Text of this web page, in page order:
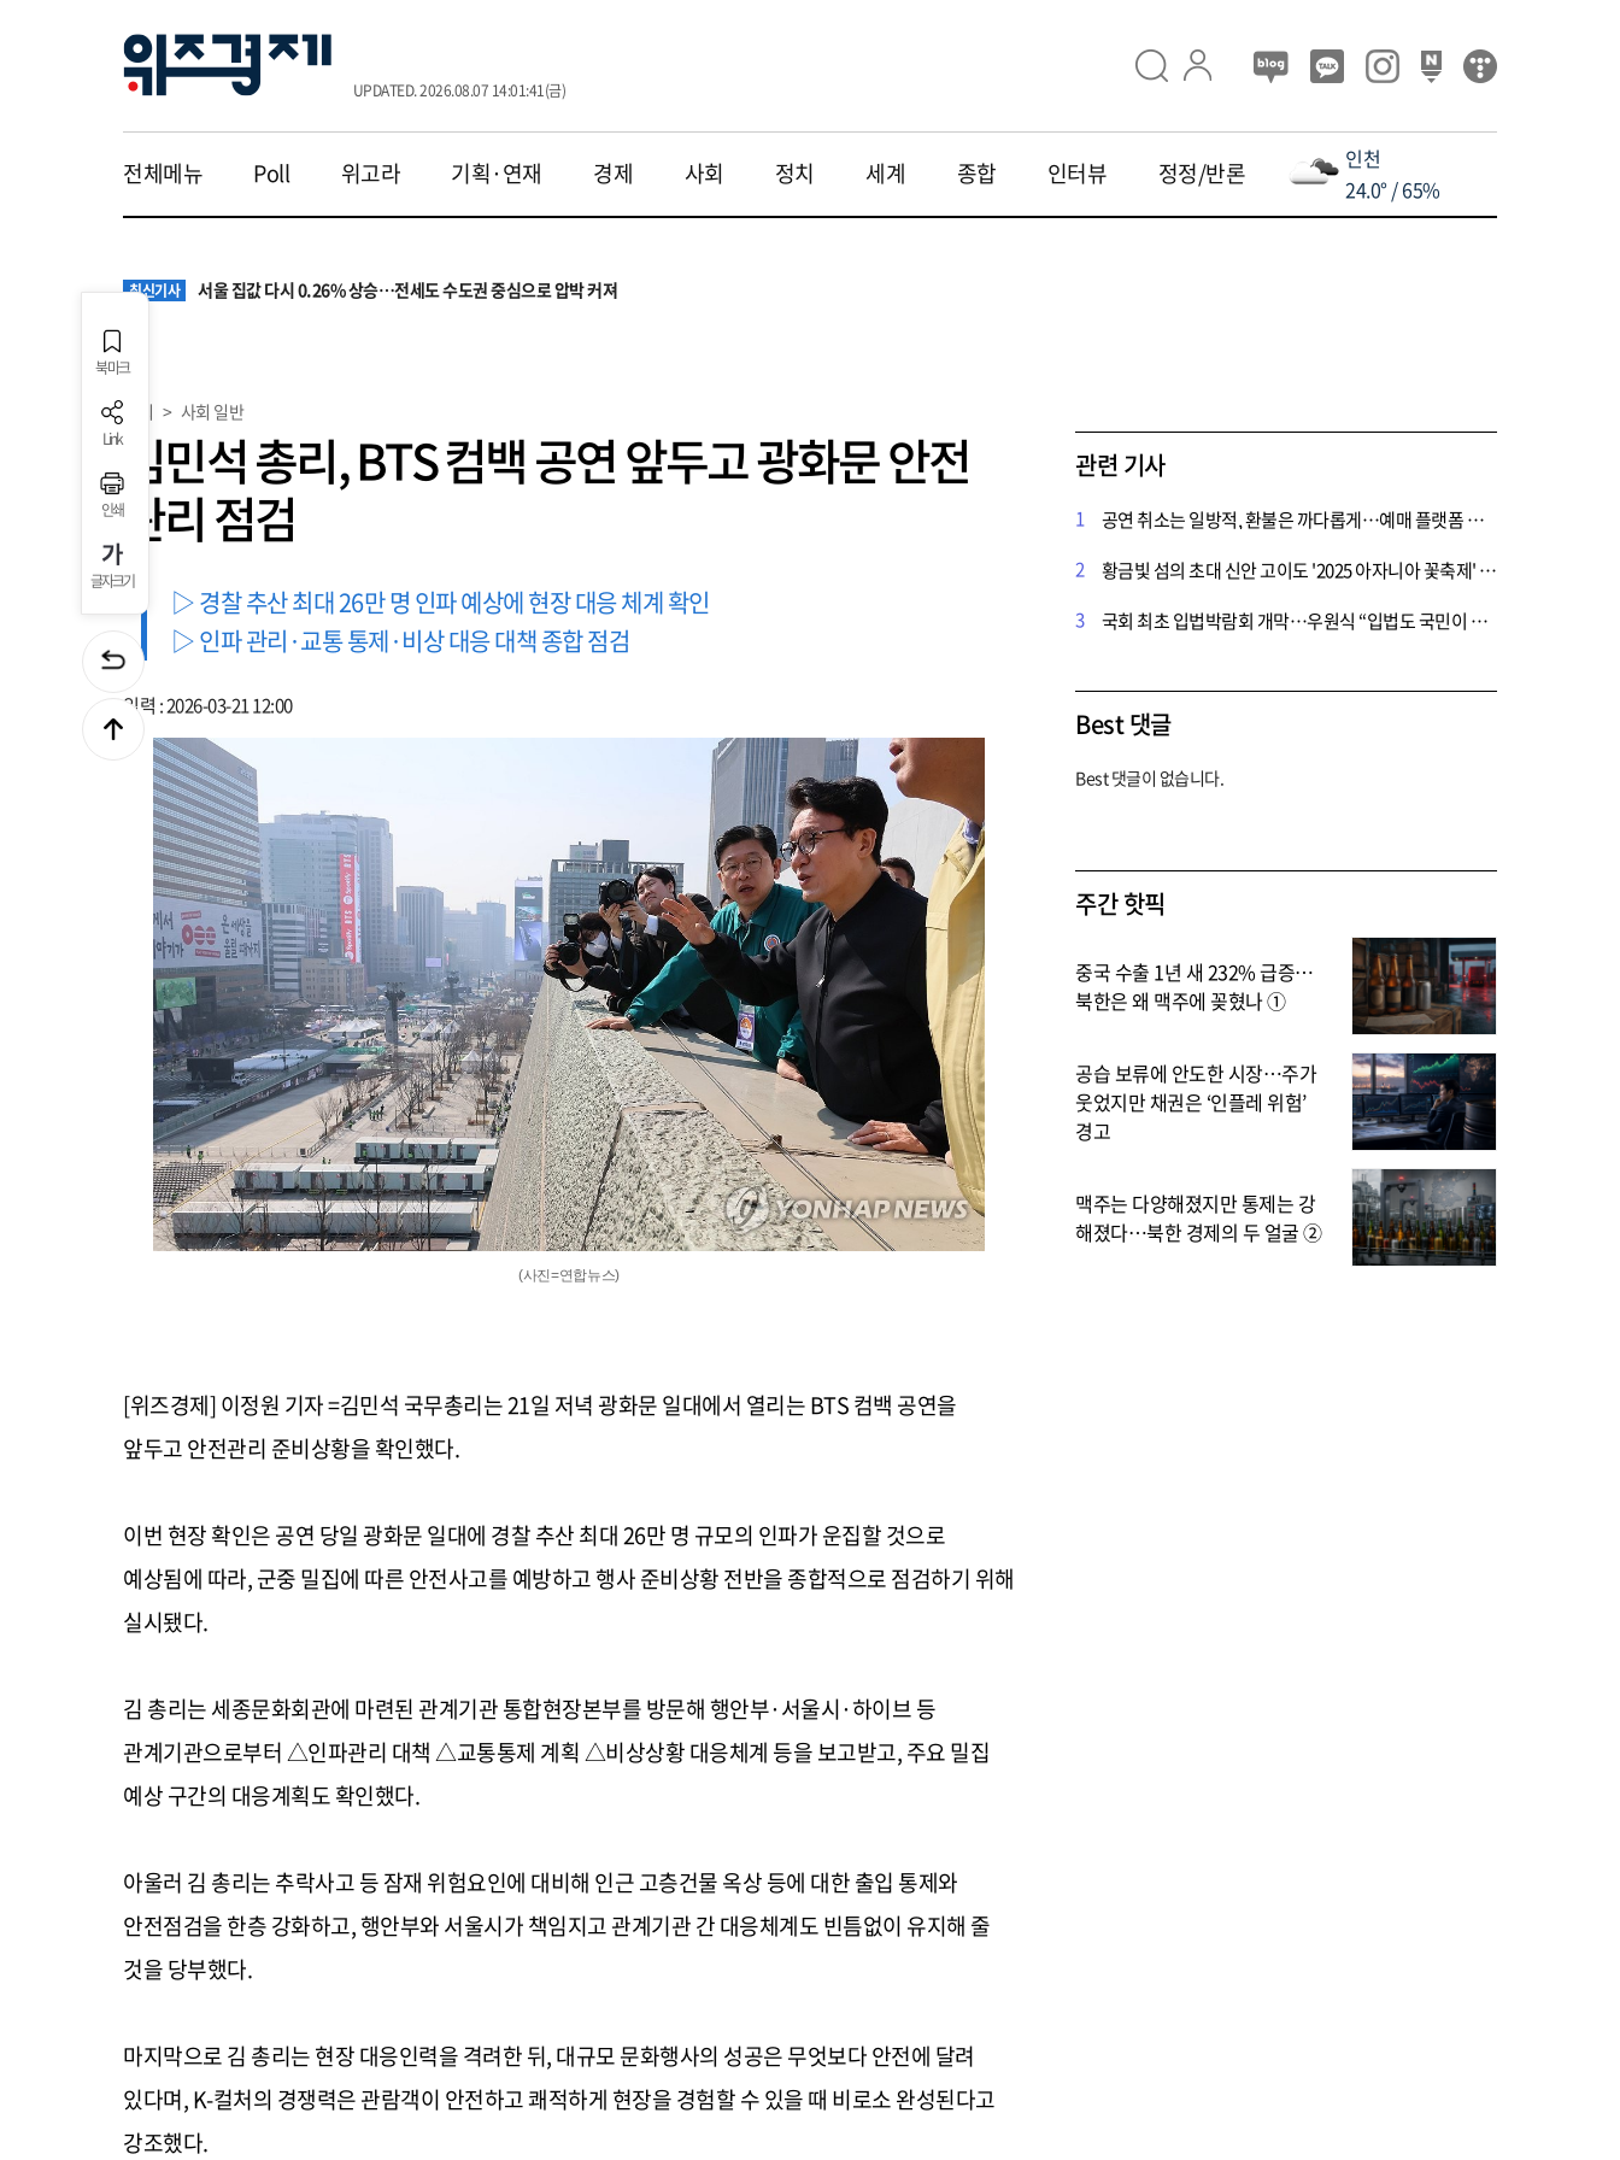
UPDATED. 2026.08.07 14:01:41(금)
전체메뉴 Poll 위고라 기획·연재 경제 사회 정치 세계 종합 인터뷰 정정/반론
인천
24.0° / 65%
최신기사 서울 집값 다시 0.26% 상승…전세도 수도권 중심으로 압박 커져
최신기사
북마크
Link
인쇄
글자크기
사회 > 사회 일반
김민석 총리, BTS 컴백 공연 앞두고 광화문 안전
관리 점검
▷ 경찰 추산 최대 26만 명 인파 예상에 현장 대응 체계 확인
▷ 인파 관리·교통 통제·비상 대응 대책 종합 점검
입력 : 2026-03-21 12:00
(사진=연합뉴스)
[위즈경제] 이정원 기자 =김민석 국무총리는 21일 저녁 광화문 일대에서 열리는 BTS 컴백 공연을
앞두고 안전관리 준비상황을 확인했다.
이번 현장 확인은 공연 당일 광화문 일대에 경찰 추산 최대 26만 명 규모의 인파가 운집할 것으로
예상됨에 따라, 군중 밀집에 따른 안전사고를 예방하고 행사 준비상황 전반을 종합적으로 점검하기 위해
실시됐다.
김 총리는 세종문화회관에 마련된 관계기관 통합현장본부를 방문해 행안부·서울시·하이브 등
관계기관으로부터 △인파관리 대책 △교통통제 계획 △비상상황 대응체계 등을 보고받고, 주요 밀집
예상 구간의 대응계획도 확인했다.
아울러 김 총리는 추락사고 등 잠재 위험요인에 대비해 인근 고층건물 옥상 등에 대한 출입 통제와
안전점검을 한층 강화하고, 행안부와 서울시가 책임지고 관계기관 간 대응체계도 빈틈없이 유지해 줄
것을 당부했다.
마지막으로 김 총리는 현장 대응인력을 격려한 뒤, 대규모 문화행사의 성공은 무엇보다 안전에 달려
있다며, K-컬처의 경쟁력은 관람객이 안전하고 쾌적하게 현장을 경험할 수 있을 때 비로소 완성된다고
강조했다.
관련 기사
1
공연 취소는 일방적, 환불은 까다롭게…예매 플랫폼 소비자 피해 급증
2
황금빛 섬의 초대 신안 고이도 '2025 아자니아 꽃축제' 개막
3
국회 최초 입법박람회 개막…우원식 “입법도 국민이 직접 참여”
Best 댓글
Best 댓글이 없습니다.
주간 핫픽
중국 수출 1년 새 232% 급증…
북한은 왜 맥주에 꽂혔나 ①
공습 보류에 안도한 시장…주가
웃었지만 채권은 ‘인플레 위험’
경고
맥주는 다양해졌지만 통제는 강
해졌다…북한 경제의 두 얼굴 ②